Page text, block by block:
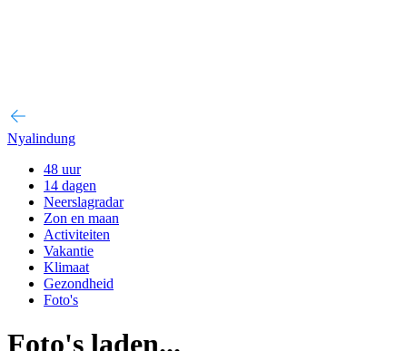
Nyalindung
48 uur
14 dagen
Neerslagradar
Zon en maan
Activiteiten
Vakantie
Klimaat
Gezondheid
Foto's
Foto's laden...